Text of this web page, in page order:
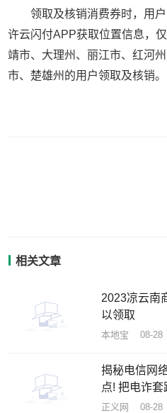
领取及核销消费券时，用
许云闪付APP获取位置信息，
靖市、大理州、丽江市、红河
市、楚雄州的用户领取及核销。
相关文章
2023凉云南
以领取
本地宝 08-28
揭秘电信网
点! 把电诈套
正义网 08-28